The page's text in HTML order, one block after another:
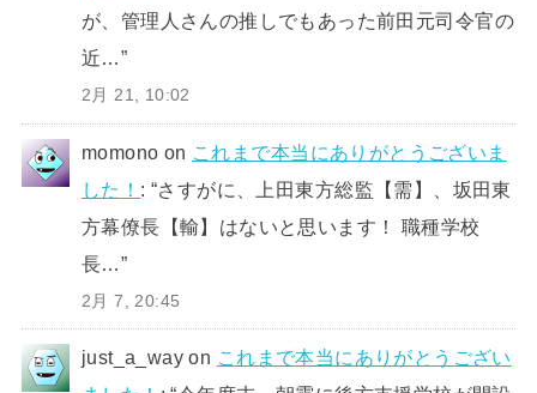
が、管理人さんの推しでもあった前田元司令官の
近…”
2月 21, 10:02
momono on これまで本当にありがとうございま
した！ : “さすがに、上田東方総監【需】、坂田東
方幕僚長【輸】はないと思います！ 職種学校
長…”
2月 7, 20:45
just_a_way on これまで本当にありがとうござい